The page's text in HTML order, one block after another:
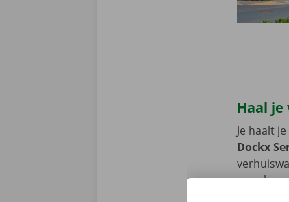
Haal
Je haalt
Dockx